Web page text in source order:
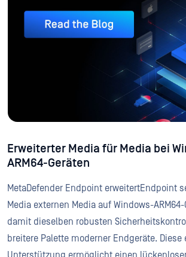
Erweiterter Media für Media bei
ARM64-Geräten
MetaDefender Endpoint erweitertEndpoint
Media externen Media auf Windows-
damit dieselben robusten
breitere Palette moderner Endgeräte. Diese